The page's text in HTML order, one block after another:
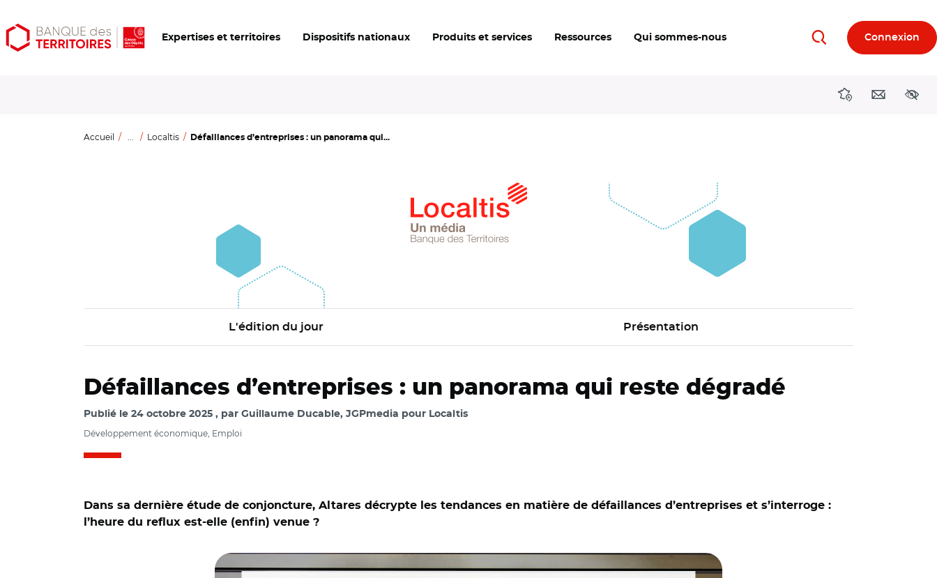
Aller
au
Aller
au
Ouvrir
les
Expertises et territoires Dispositifs nationaux Produits et services Ressources Qui sommes-nous RechercherConnexion
DirectionsContact
Accueil ... Localtis Défaillances d’entreprises : un panorama qui...
L'édition du jour Présentation
Défaillances d’entreprises : un panorama qui reste dégradé
Publié le 24 octobre 2025 par Guillaume Ducable, JGPmedia pour Localtis
Développement économique, Emploi
Dans sa dernière étude de conjoncture, Altares décrypte les tendances en matière de défaillances d’entreprises et s’interroge :
l’heure du reflux est-elle (enfin) venue ?